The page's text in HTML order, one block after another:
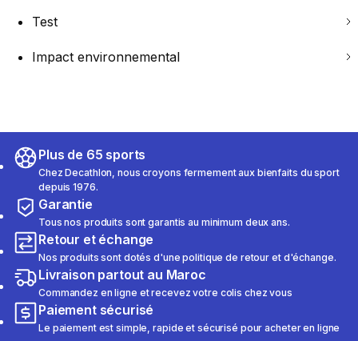
Test
Impact environnemental
Plus de 65 sports
Chez Decathlon, nous croyons fermement aux bienfaits du sport
depuis 1976.
Garantie
Tous nos produits sont garantis au minimum deux ans.
Retour et échange
Nos produits sont dotés d'une politique de retour et d'échange.
Livraison partout au Maroc
Commandez en ligne et recevez votre colis chez vous
Paiement sécurisé
Le paiement est simple, rapide et sécurisé pour acheter en ligne